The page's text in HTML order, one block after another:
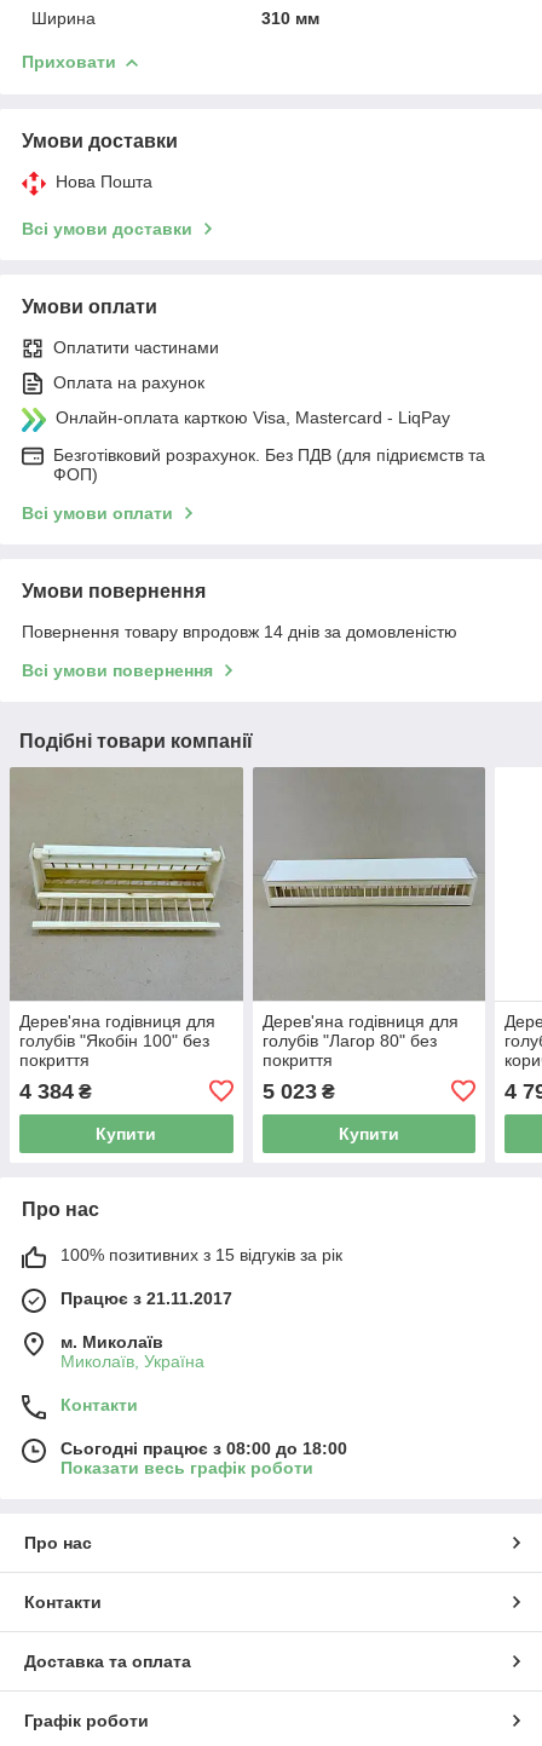
Ширина
310 мм
Приховати
Умови доставки
Нова Пошта
Всі умови доставки
Умови оплати
Оплатити частинами
Оплата на рахунок
Онлайн-оплата карткою Visa, Mastercard - LiqPay
Безготівковий розрахунок. Без ПДВ (для підриємств та
ФОП)
Всі умови оплати
Умови повернення
Повернення товару впродовж 14 днів за домовленістю
Всі умови повернення
Подібні товари компанії
Дерев'яна годівниця для
голубів "Якобін 100" без
покриття
4 384 ₴
Купити
Дерев'яна годівниця для
голубів "Лагор 80" без
покриття
5 023₴
Купити
4
Про нас
100% позитивних з 15 відгуків за рік
Працює з 21.11.2017
м. Миколаїв
Миколаїв, Україна
Контакти
Сьогодні працює з 08:00 до 18:00
Показати весь графік роботи
Про нас
Контакти
Доставка та оплата
Графік роботи